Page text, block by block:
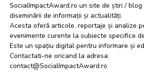
SocialImpactAward.ro un site de știri /
diseminării de informații și actualități.
Acesta oferă articole, reportaje și analize
evenimente curente la subiecte specifice
Este un spațiu digital pentru informare și
Contactati-ne oricand la adresa:
contact@SocialImpactAward.ro